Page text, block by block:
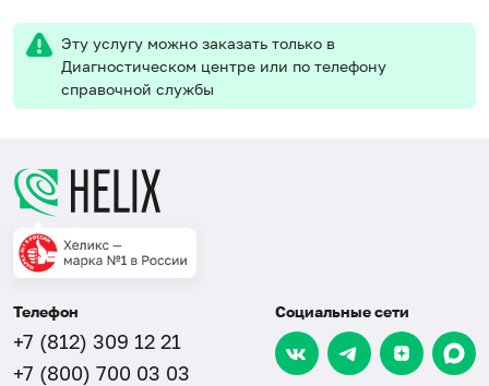
Эту услугу можно заказать только в
Диагностическом центре или по телефону
справочной службы
Телефон
+7 (812) 309 12 21
+7 (800) 700 03 03
Социальные сети